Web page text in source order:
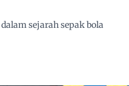
sejarah sepak bola